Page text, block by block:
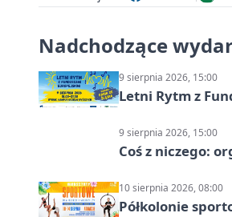
Nadchodzące
9 sierpnia 2026, 15:00
Letni Rytm z
9 sierpnia 2026, 15:00
Coś z niczego:
10 sierpnia 2026, 08:00
Półkolonie